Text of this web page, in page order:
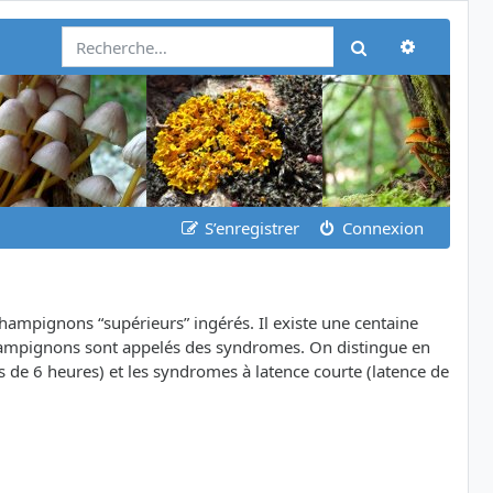
Rechercher
S’enregistrer Connexion
“supérieurs” ingérés. Il existe une centaine
sont appelés des syndromes. On distingue en
6 heures) et les syndromes à latence courte (latence de